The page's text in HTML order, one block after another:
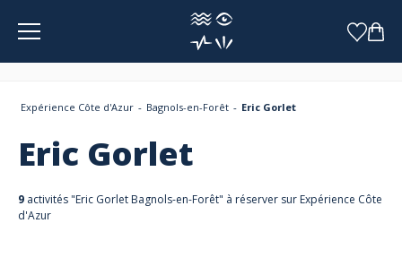
Panneau de gestion des cookies
Expérience Côte d'Azur Bagnols-en-Forêt Eric Gorlet
Eric Gorlet
9 activités "Eric Gorlet Bagnols-en-Forêt" à réserver sur Expérience Côte
d'Azur